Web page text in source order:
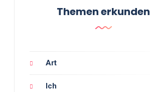
Themen erkunden
Art
Ich